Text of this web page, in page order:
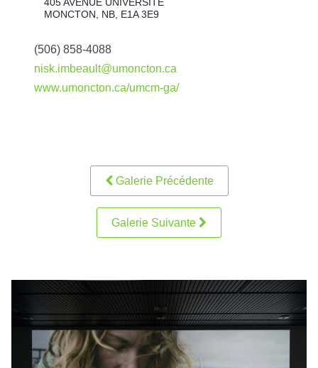
MONCTON, NB, E1A 3E9
(506) 858-4088
nisk.imbeault@umoncton.ca
www.umoncton.ca/umcm-ga/
Galerie Précédente
Galerie Suivante